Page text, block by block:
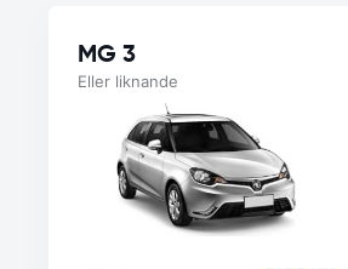
MG 3
Eller liknande